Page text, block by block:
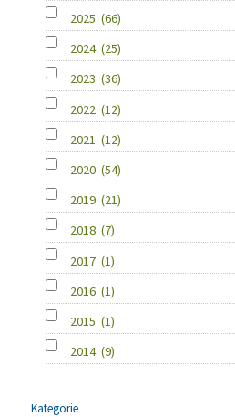
2025 (66)
2024 (25)
2023 (36)
2022 (12)
2021 (12)
2020 (54)
2019 (21)
2018 (7)
2017 (1)
2016 (1)
2015 (1)
2014 (9)
Kategorie